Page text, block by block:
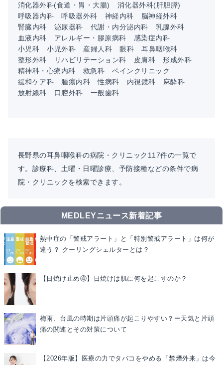
消化器外科(食道・胃・大腸)
消化器外科(肝胆膵)
呼吸器内科
呼吸器外科 神経内科
脳神経外科
腎臓内科
泌尿器科 代謝・内分泌内科
乳腺外科
血液内科
アレルギー・膠原病科
感染症内科
小児科
小児外科 産婦人科 眼科
耳鼻咽喉科
整形外科
リハビリテーション科 皮膚科
形成外科
精神科・心療内科
救急科
ペインクリニック
緩和ケア科
腫瘍内科 性病科 内視鏡科
麻酔科
放射線科
口腔外科 一般歯科
長野県の耳鼻咽喉科の病院・クリニック117件の一覧で
す。診療科、土曜・日曜診療、予防接種などの条件で病
院・クリニックを検索できます。
MEDLEYニュース新着記事
熱中症の「警戒アラート」と「特別警戒アラート」は何が
違う？ クーリングシェルターとは？
【日焼け止め④】日焼けは肌に何を起こすのか？
梅雨、台風の時期は片頭痛が起こりやすい？ー天気と片頭
痛の関連とその対策について
【2026年版】医療の力でタバコをやめる「禁煙外来」は今